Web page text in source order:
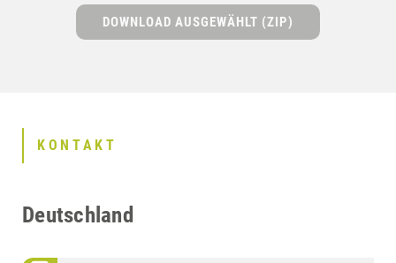
DOWNLOAD AUSGEWÄHLT (ZIP)
KONTAKT
Deutschland